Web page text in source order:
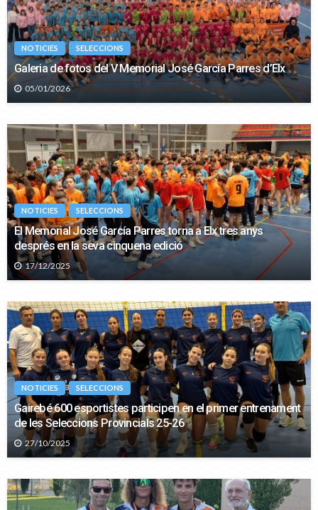
NOTICIES SELECCIONS
Galeria de fotos del V Memorial José García Parres d’Elx
05/01/2026
NOTICIES SELECCIONS
El Memorial José García Parres torna a Elx tres anys
després en la seva cinquena edició
17/12/2025
NOTICIES SELECCIONS
Gairebé 600 esportistes participen en el primer entrenament
de les Seleccions Provincials 25-26
27/10/2025